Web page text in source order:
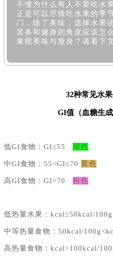
不懂为什么有人不爱吃
正是可以尽情吃水果的季
门，除了美味，选择水果
苗条和健身的角度应该怎
兼顾美味与瘦身？请看下
32种常见水果
GI值（血糖生
低GI食物：GI≤55 绿色
中GI食物：55<GI≤70 黄色
高GI食物：GI>70 粉色
低热量水果：kcal≤50kcal/100g
中等热量食物：50kcal/
高热量食物：kcal>100kcal/